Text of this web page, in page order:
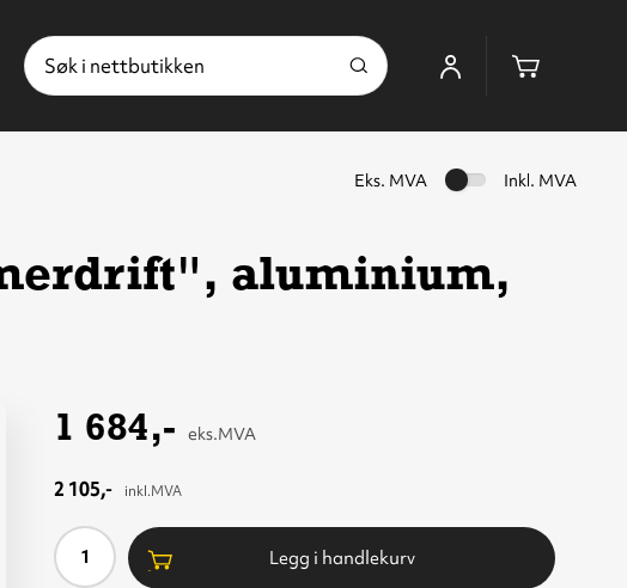
Søk
Eks. MVA Inkl. MVA
aluminium,
1 684,- eks.MVA
2 105,- inkl.MVA
Antall Legg i handlekurv